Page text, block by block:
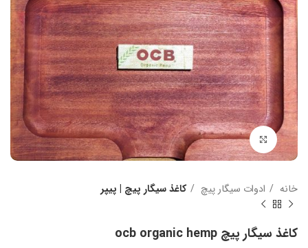
بزرگنمایی تصویر
خانه ادوات سیگار پیچ کاغذ سیگار پیچ | پیپر
کاغذ سیگار پیچ ocb organic hemp